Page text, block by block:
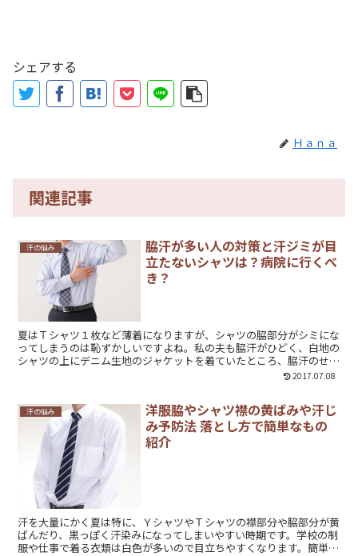
シェアする
Ｈａｎａ
関連記事
汗の悩み
脇汗が多い人の対策と汗ジミが目
立たないシャツは？病院に行くべ
き？
夏はＴシャツ１枚など薄着になりますが、シャツの脇部分がシミにな
ってしまうのは恥ずかしいですよね。私の夫も脇汗がひどく、白地の
シャツの上にデニム生地のジャケットを着ていたところ、脇汗のせい
で青く色が移ってしまいました。脇汗を市販のグッズで抑えることは
ついてもまとめてみました。
2017.07.08
汗の悩み
洋服脇やシャツ襟の黄ばみや汗じ
み予防法 落とし方で簡単なもの
紹介
汗を大量にかく夏は特に、ＹシャツやＴシャツの襟部分や脇部分が黄
ばんだり、黒っぽく汗染みになってしまいやすい時期です。学校の制
服や仕事で着る衣類は白色が多いので目立ちやすくなります。簡単に